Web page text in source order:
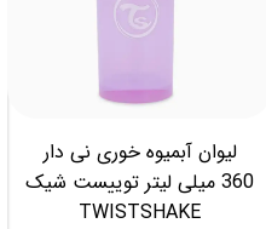
لیوان آبمیوه خوری نی دار
360 میلی لیتر توییست شیک
TWISTSHAKE